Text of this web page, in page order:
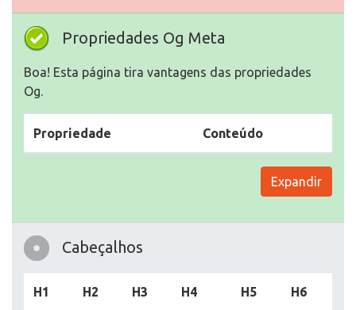
Propriedades Og Meta
Boa! Esta página tira vantagens das propriedades
Og.
Propriedade Conteúdo
Expandir
Cabeçalhos
H1 H2 H3 H4 H5 H6